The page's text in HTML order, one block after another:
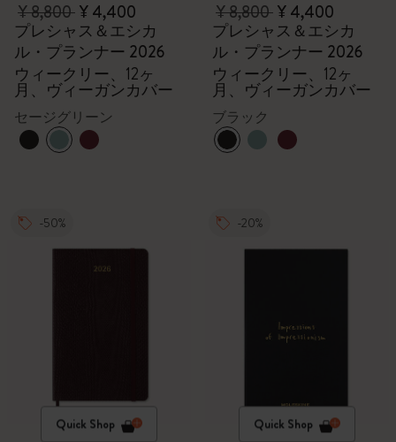
¥ 8,800¥ 4,400
プレシャス＆エシカ
ル・プランナー 2026
ウィークリー、12ヶ
月、ヴィーガンカバー
セージグリーン
¥ 8,800¥ 4,400
プレシャス＆エシカ
ル・プランナー 2026
ウィークリー、12ヶ
月、ヴィーガンカバー
ブラック
-50%
Quick Shop
-20%
Quick Shop